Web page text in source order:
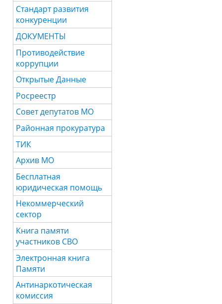
Стандарт развития
конкуренции
ДОКУМЕНТЫ
Противодействие
коррупции
Открытые Данные
Росреестр
Совет депутатов МО
Районная прокуратура
ТИК
Архив МО
Бесплатная
юридическая помощь
Некоммерческий
сектор
Книга памяти
участников СВО
Электронная книга
Памяти
Антинаркотическая
комиссия